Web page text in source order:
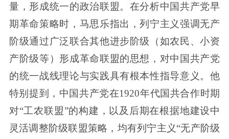
量，形成统一的政治联盟。在分析中国共产党早
期革命策略时，马思乐指出，列宁主义强调无产
阶级通过广泛联合其他进步阶级（如农民、小资
产阶级等）形成革命联盟的思想，对中国共产党
的统一战线理论与实践具有根本性指导意义。他
特别提到，中国共产党在1920年代国共合作时期
对“工农联盟”的构建，以及后期在根据地建设中
灵活调整阶级联盟策略，均有列宁主义“无产阶级